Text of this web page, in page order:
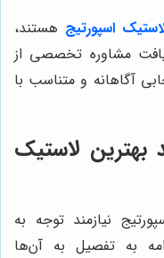
اسپورتیج هستند،
مشاوره تخصصی از
آگاهانه و متناسب با
لاستیک
نیازمند توجه به
به تفصیل به آن‌ها